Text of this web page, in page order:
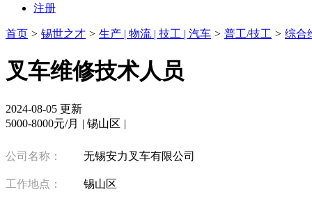
注册
首页 > 锡世之才 > 生产 | 物流 | 技工 | 汽车 > 普工/技工 > 综合
叉车维修技术人员
2024-08-05 更新
5000-8000元/月 | 锡山区 |
公司名称： 无锡安力叉车有限公司
工作地点： 锡山区